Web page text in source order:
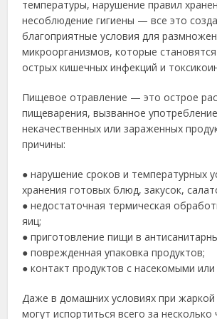
температуры,нарушениеправил
несоблюдениегигиены —всеэто
благоприятныеусловиядля
микроорганизмов,которые
острыхкишечныхинфекцийи
Пищевоеотравление —этоострое
пищеварения,вызванное
некачественныхилизараженных
причины:
●нарушениесрокови температурных
храненияготовыхблюд,закусок,
●недостаточная термическая
яиц;
●приготовлениепищив
●поврежденнаяупаковкапродуктов;
●контактпродуктовснасекомыми
Дажевдомашнихусловияхпри
могутиспортитьсявсегозанесколько